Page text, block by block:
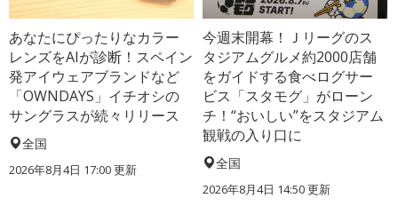
あなたにぴったりなカラー
レンズをAIが診断！スペイン
発アイウェアブランドなど
「OWNDAYS」イチオシの
サングラスが続々リリース
全国
2026年8月4日 17:00更新
今週末開幕！Ｊリーグのス
タジアムグルメ約2000店舗
をガイドする食べログサー
ビス「スタモグ」がローン
チ！“おいしい”をスタジアム
観戦の入り口に
全国
2026年8月4日 14:50更新